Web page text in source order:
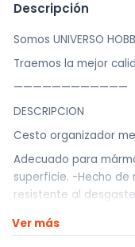
Descripción
Somos UNIVERSO
Traemos la mejor
————————————
DESCRIPCION
Cesto organizador
Adecuado para
superficie. -Hecho
resistente al
rastros después de
Ver más